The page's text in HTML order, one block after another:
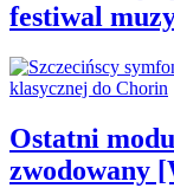
festiwal
Ostatni
zwodowany